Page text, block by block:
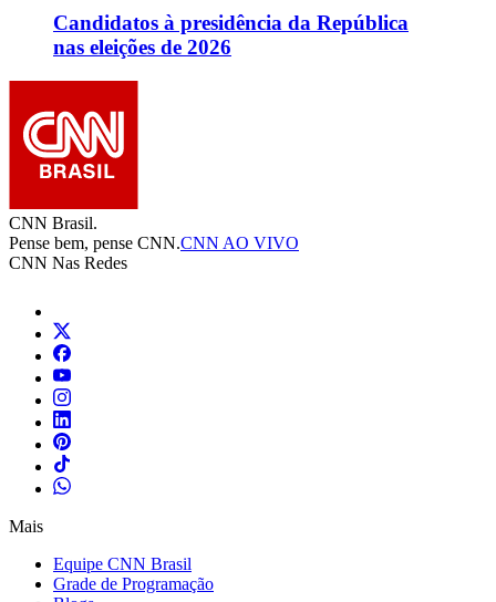
Mais
Equipe CNN Brasil
Blogs
Colunas
Fórum CNN
Mapa do site
Auto
Comportamento